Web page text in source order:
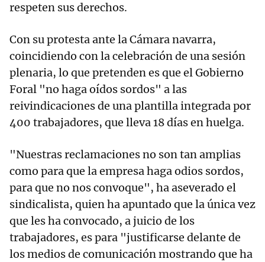
respeten sus derechos.
Con su protesta ante la Cámara navarra,
coincidiendo con la celebración de una sesión
plenaria, lo que pretenden es que el Gobierno
Foral "no haga oídos sordos" a las
reivindicaciones de una plantilla integrada por
400 trabajadores, que lleva 18 días en huelga.
"Nuestras reclamaciones no son tan amplias
como para que la empresa haga odios sordos,
para que no nos convoque", ha aseverado el
sindicalista, quien ha apuntado que la única vez
que les ha convocado, a juicio de los
trabajadores, es para "justificarse delante de
los medios de comunicación mostrando que ha